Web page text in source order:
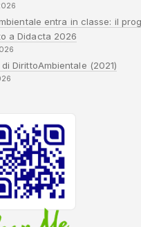
entra in classe: il
a Didacta 2026
DirittoAmbientale (2021)